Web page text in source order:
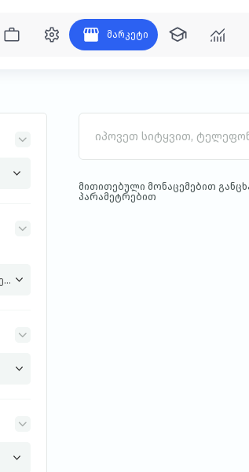
მარკეტი
წიგნები, აუდიო-ვიდეო ჩანაწერები
მითითებული მონაცემებით
პარამეტრებით